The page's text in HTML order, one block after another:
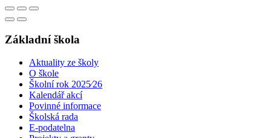
Základní škola
Aktuality ze školy
O škole
Školní rok 2025⁄26
Kalendář akcí
Povinné informace
Školská rada
E-podatelna